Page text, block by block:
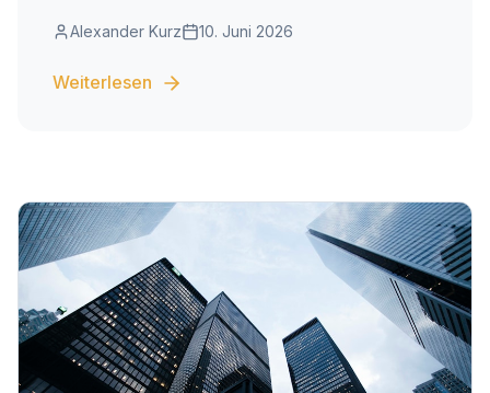
was bei Verspätung passiert.
Alexander Kurz 10. Juni 2026
Weiterlesen